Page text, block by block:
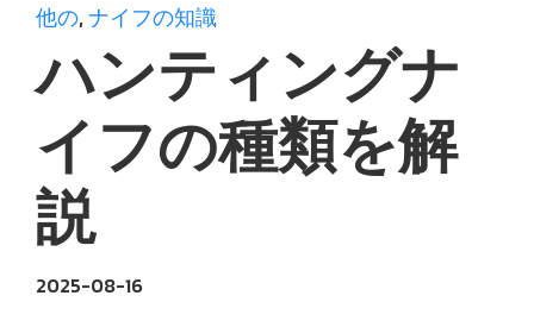
他の,ナイフの知識
ハンティングナ
イフの種類を解
説
2025-08-16